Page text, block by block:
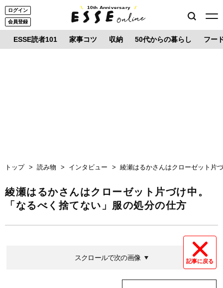
ログイン
会員登録
10th Anniversary
ESSE読者101 家事コツ 収納 50代からの暮らし フー
トップ 読み物 インタビュー 綾瀬はるかさんはクローゼット片
綾瀬はるかさんはクローゼット片づけ中。
「なるべく捨てない」服の処分の仕方
記事に戻る
スクロールで次の画像